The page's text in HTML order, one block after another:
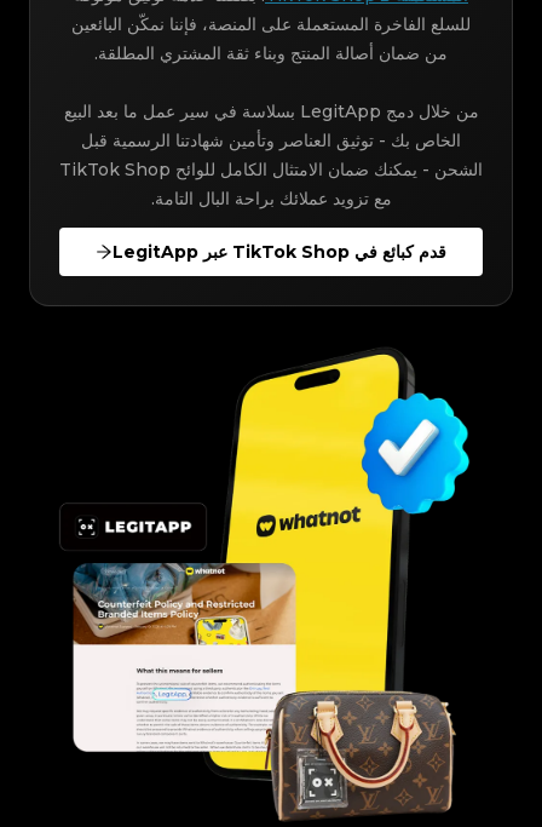
للسلع الفاخرة المستعملة على المنصة، فإننا نمكّن البائعين
من ضمان أصالة المنتج وبناء ثقة المشتري المطلقة.
من خلال دمج LegitApp بسلاسة في سير عمل ما بعد البيع
الخاص بك - توثيق العناصر وتأمين شهادتنا الرسمية قبل
الشحن - يمكنك ضمان الامتثال الكامل للوائح TikTok Shop
مع تزويد عملائك براحة البال التامة.
قدم كبائع في TikTok Shop عبر LegitApp